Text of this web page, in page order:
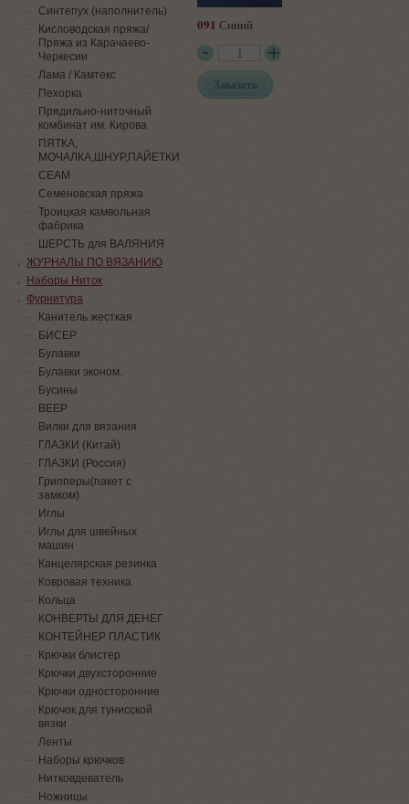
091 Синий
Заказать
Синтепух (наполнитель)
Кисловодская пряжа/
Пряжа из Карачаево-
Черкесии
Лама / Камтекс
Пехорка
Прядильно-ниточный
комбинат им. Кирова
ПЯТКА,
МОЧАЛКА,ШНУР,ПАЙЕТКИ
СЕАМ
Семеновская пряжа
Троицкая камвольная
фабрика
ШЕРСТЬ для ВАЛЯНИЯ
ЖУРНАЛЫ ПО ВЯЗАНИЮ
Наборы Ниток
Фурнитура
Канитель жесткая
БИСЕР
Булавки
Булавки эконом.
Бусины
ВЕЕР
Вилки для вязания
ГЛАЗКИ (Китай)
ГЛАЗКИ (Россия)
Грипперы(пакет с
замком)
Иглы
Иглы для швейных
машин
Канцелярская резинка
Ковровая техника
Кольца
КОНВЕРТЫ ДЛЯ ДЕНЕГ
КОНТЕЙНЕР ПЛАСТИК
Крючки блистер
Крючки двухсторонние
Крючки односторонние
Крючок для тунисской
вязки
Ленты
Наборы крючков
Нитковдеватель
Ножницы